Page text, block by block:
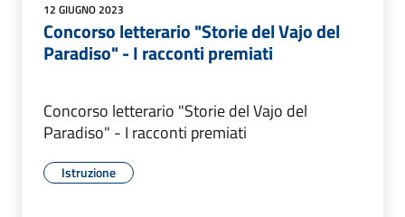
12 GIUGNO 2023
Concorso letterario "Storie del Vajo del
Paradiso" - I racconti premiati
Concorso letterario "Storie del Vajo del
Paradiso" - I racconti premiati
Istruzione